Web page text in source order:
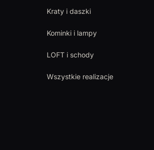
Kraty i daszki
Kominki i lampy
LOFT i schody
Wszystkie realizacje